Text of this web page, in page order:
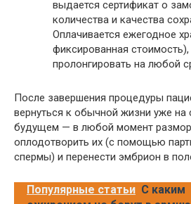
выдается сертификат о
количества и качества
Оплачивается ежегодное
фиксированная
пролонгировать на любой
После завершения процедуры
вернуться к обычной жизни уже
будущем — в любой момент
оплодотворить их (с помощью
спермы) и перенести эмбрион в
Популярные статьи С каким